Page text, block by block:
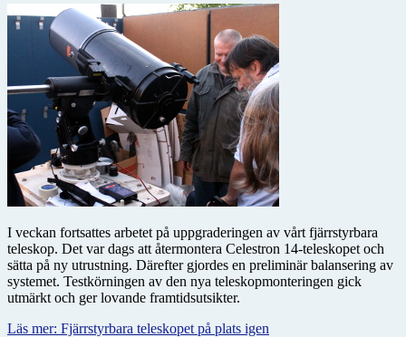
I veckan fortsattes arbetet på uppgraderingen av vårt fjärrstyrbara
teleskop. Det var dags att återmontera Celestron 14-teleskopet och
sätta på ny utrustning. Därefter gjordes en preliminär balansering av
systemet. Testkörningen av den nya teleskopmonteringen gick
utmärkt och ger lovande framtidsutsikter.
Läs mer: Fjärrstyrbara teleskopet på plats igen